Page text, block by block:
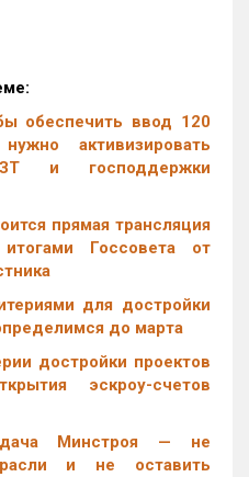
обеспечить ввод 120
активизировать
и господдержки
прямая трансляция
Госсовета от
для достройки
до марта
достройки проектов
эскроу-счетов
Минстроя — не
и не оставить